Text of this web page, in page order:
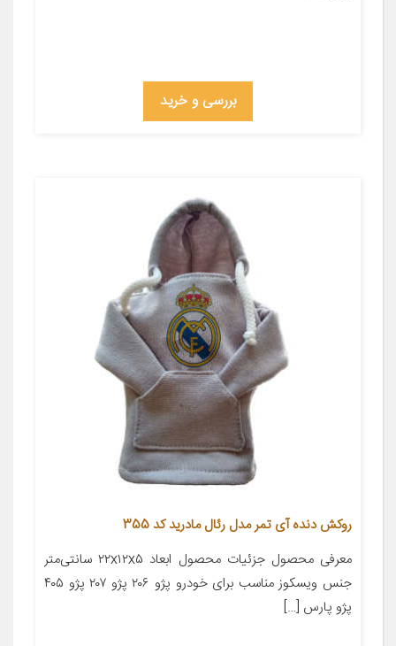
بررسی و خرید
روکش دنده آی تمر مدل رئال مادرید کد 355
معرفی محصول جزئیات محصول ابعاد ۲۲x۱۲x۵ سانتی‌متر
جنس ویسکوز مناسب برای خودرو پژو ۲۰۶ پژو ۲۰۷ پژو ۴۰۵
پژو پارس […]